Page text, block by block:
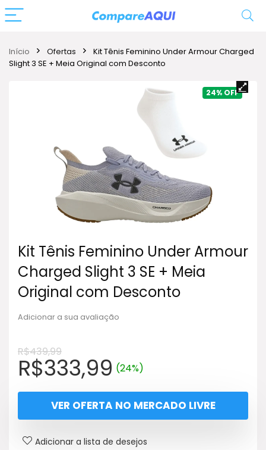
Início Ofertas
Kit Tênis Feminino Under Armour Charged
Slight 3 SE + Meia Original com Desconto
24%
Kit Tênis Feminino Under Armour
Charged Slight 3 SE + Meia
Original com Desconto
Adicionar a sua avaliação
R$439,99
O
preço
original
era:
R$439,99.
R$333,99O
preço
atual
é:
R$333,99.
(24%)
VER OFERTA NO MERCADO LIVRE
Adicionar a lista de desejos